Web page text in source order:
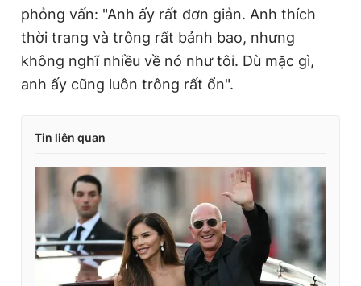
phỏng vấn: "Anh ấy rất đơn giản. Anh thích
thời trang và trông rất bảnh bao, nhưng
không nghĩ nhiều về nó như tôi. Dù mặc gì,
anh ấy cũng luôn trông rất ổn".
Tin liên quan